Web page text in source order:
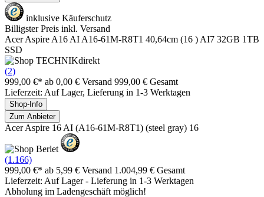
inklusive Käuferschutz
Billigster Preis inkl. Versand
Acer Aspire A16 AI A16-61M-R8T1 40,64cm (16 ) AI7 32GB 1TB
SSD
(2)
999,00 €* ab 0,00 € Versand 999,00 € Gesamt
Lieferzeit: Auf Lager, Lieferung in 1-3 Werktagen
Shop-Info
Zum Anbieter
Acer Aspire 16 AI (A16-61M-R8T1) (steel gray) 16
(1.166)
999,00 €* ab 5,99 € Versand 1.004,99 € Gesamt
Lieferzeit: Auf Lager - Lieferung in 1-3 Werktagen
Abholung im Ladengeschäft möglich!